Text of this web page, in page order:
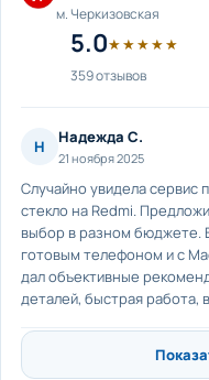
м. Черкизовская
5.0★★★★★
359 отзывов
Н Надежда С.
21 ноября 2025
Случайно увидела сервис
стекло на Redmi.
выбор в разном бюджете.
готовым телефоном и с
дал объективные
деталей, быстрая работа,